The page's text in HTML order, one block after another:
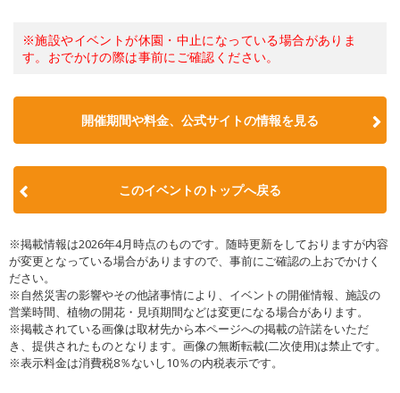
※施設やイベントが休園・中止になっている場合がありま
す。おでかけの際は事前にご確認ください。
開催期間や料金、公式サイトの情報を見る
このイベントのトップへ戻る
※掲載情報は2026年4月時点のものです。随時更新をしておりますが内容
が変更となっている場合がありますので、事前にご確認の上おでかけく
ださい。
※自然災害の影響やその他諸事情により、イベントの開催情報、施設の
営業時間、植物の開花・見頃期間などは変更になる場合があります。
※掲載されている画像は取材先から本ページへの掲載の許諾をいただ
き、提供されたものとなります。画像の無断転載(二次使用)は禁止です。
※表示料金は消費税8％ないし10％の内税表示です。